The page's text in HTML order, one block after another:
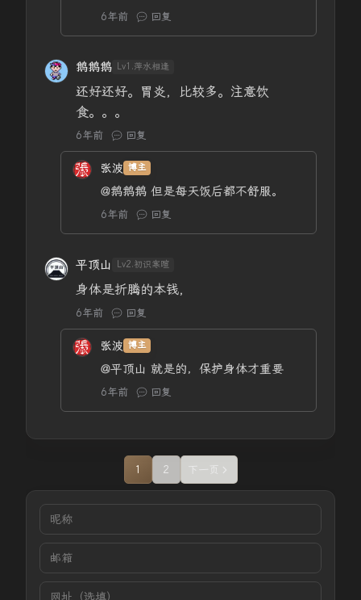
6年前 回复
鹅鹅鹅 Lv1.萍水相逢
还好还好。胃炎，比较多。注意饮
食。。。
6年前 回复
张波 博主
@鹅鹅鹅 但是每天饭后都不舒服。
6年前 回复
平顶山 Lv2.初识寒暄
身体是折腾的本钱，
6年前 回复
张波 博主
@平顶山 就是的，保护身体才重要
6年前 回复
1 2 下一页